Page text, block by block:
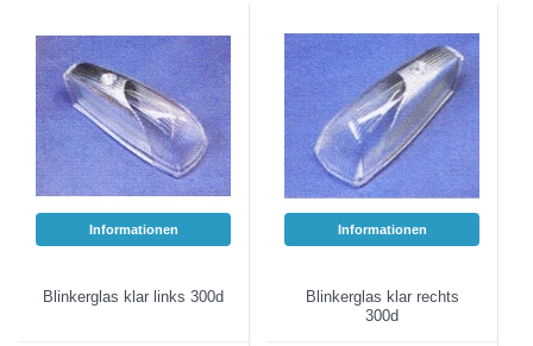
Informationen
Blinkerglas klar links 300d
Informationen
Blinkerglas klar rechts
300d